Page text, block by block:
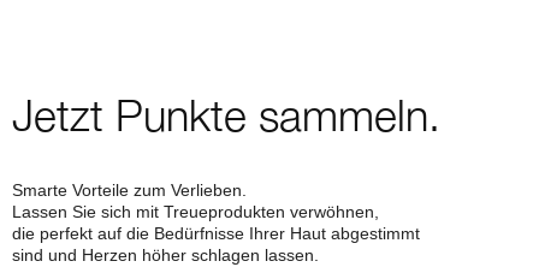
Jetzt Punkte sammeln.
Smarte Vorteile zum Verlieben.
Lassen Sie sich mit Treueprodukten verwöhnen,
die perfekt auf die Bedürfnisse Ihrer Haut abgestimmt
sind und Herzen höher schlagen lassen.